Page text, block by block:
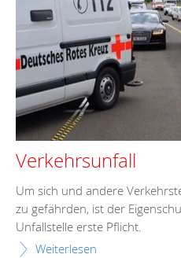
Verkehrsunfall
Um sich und andere
zu gefährden, ist der
Unfallstelle erste Pflicht.
Weiterlesen